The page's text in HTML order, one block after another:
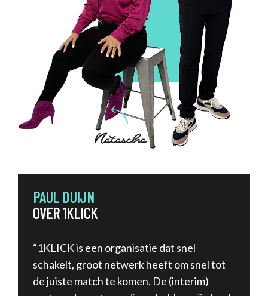
PAUL DUIJN
OVER 1KLICK
“1KLICK is een organisatie dat snel
schakelt, groot netwerk heeft om snel tot
de juiste match te komen. De (interim)